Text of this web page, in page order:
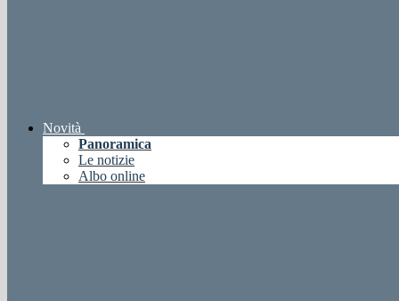
Novità
Panoramica
Le notizie
Albo online